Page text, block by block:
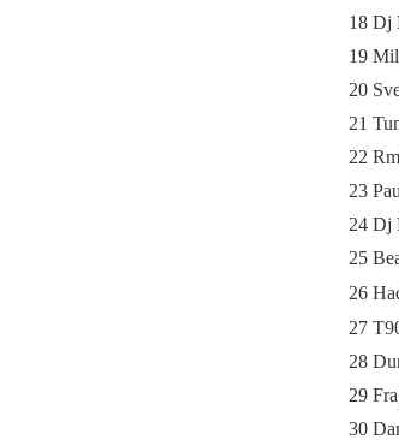
18 Dj
19
20
21
22
23
24 Dj
25
26
27
28
29
30